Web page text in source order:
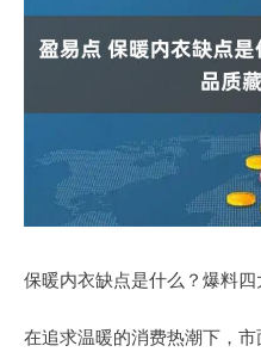
保暖内衣缺点是什么？爆料
在追求温暖的消费热潮下，